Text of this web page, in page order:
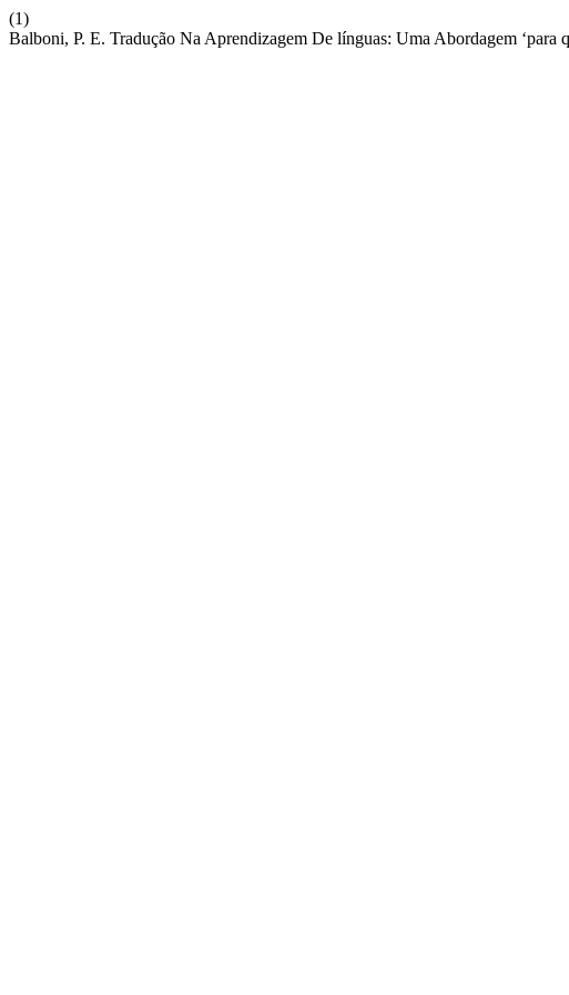
(1)
Balboni, P. E. Tradução Na Aprendizagem De línguas: Uma Abordagem ‘para